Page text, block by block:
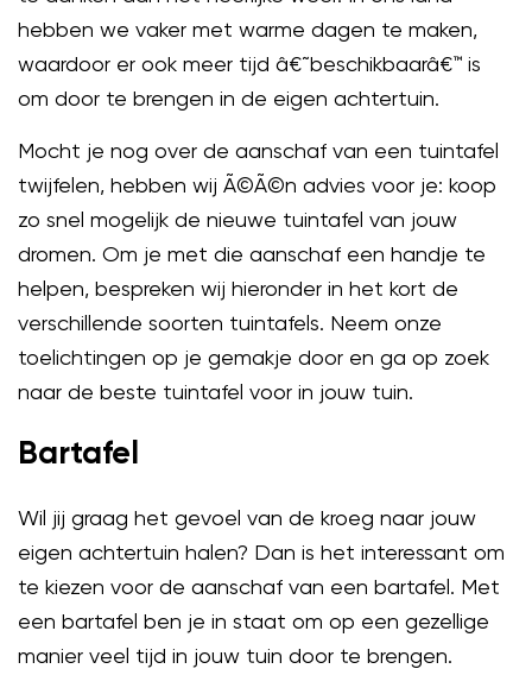
hebben we vaker met warme dagen te maken,
waardoor er ook meer tijd â€˜beschikbaarâ€™ is
om door te brengen in de eigen achtertuin.
Mocht je nog over de aanschaf van een tuintafel
twijfelen, hebben wij Ã©Ã©n advies voor je: koop
zo snel mogelijk de nieuwe tuintafel van jouw
dromen. Om je met die aanschaf een handje te
helpen, bespreken wij hieronder in het kort de
verschillende soorten tuintafels. Neem onze
toelichtingen op je gemakje door en ga op zoek
naar de beste tuintafel voor in jouw tuin.
Bartafel
Wil jij graag het gevoel van de kroeg naar jouw
eigen achtertuin halen? Dan is het interessant om
te kiezen voor de aanschaf van een bartafel. Met
een bartafel ben je in staat om op een gezellige
manier veel tijd in jouw tuin door te brengen.